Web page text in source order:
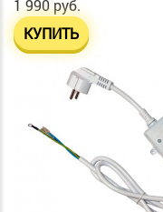
1 990 руб.
КУПИТЬ